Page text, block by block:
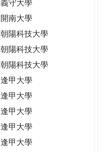
義守大學
開南大學
朝陽科技大學
朝陽科技大學
朝陽科技大學
逢甲大學
逢甲大學
逢甲大學
逢甲大學
逢甲大學